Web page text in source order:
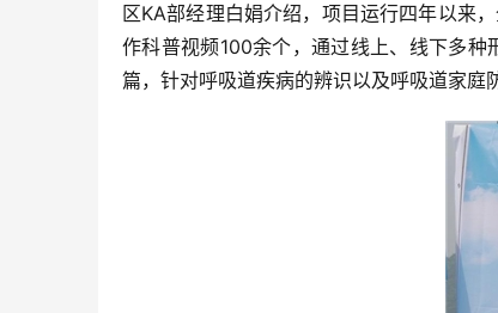
区KA部经理白娟介绍，项目运行四年以来
作科普视频100余个，通过线上、线下多
篇，针对呼吸道疾病的辨识以及呼吸道家庭